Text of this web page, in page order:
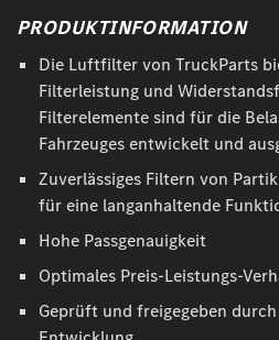
PRODUKTINFORMATION
Die Luftfilter von TruckParts
Filterleistung und
Filterelemente sind für die
Fahrzeuges entwickelt und
Zuverlässiges Filtern von
für eine langanhaltende
Hohe Passgenauigkeit
Optimales Preis-Leistungs-
Geprüft und freigegeben